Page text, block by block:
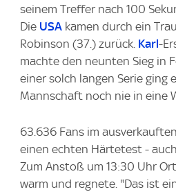
seinem Treffer nach 100
Die USA kamen durch ein
Robinson (37.) zurück. Karl-
machte den neunten Sieg in
einer solch langen Serie ging
Mannschaft noch nie in eine
63.636 Fans im
einen echten Härtetest -
Zum Anstoß um 13:30 Uhr
warm und regnete. "Das ist